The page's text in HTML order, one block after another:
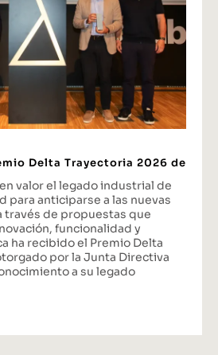
Delta Trayectoria 2026 de
valor el legado industrial de
para anticiparse a las nuevas
través de propuestas que
funcionalidad y
ha recibido el Premio Delta
por la Junta Directiva
a su legado